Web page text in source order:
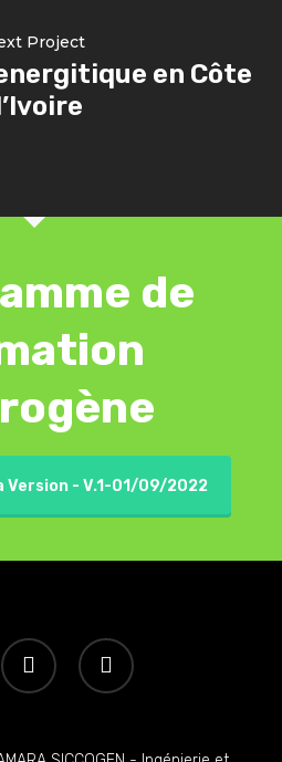
Project
en Côte
de
Version - V.1-01/09/2022
youtube instagram